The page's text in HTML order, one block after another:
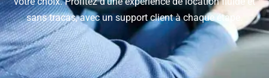
sans tracas, avec un support client à chaque étape.